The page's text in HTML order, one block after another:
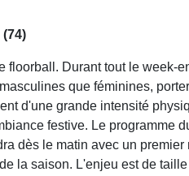
floorball. Durant tout le week-
que féminines,
d'une grande intensité
festive. Le programme
dès le matin avec un premier
la saison. L'enjeu est de